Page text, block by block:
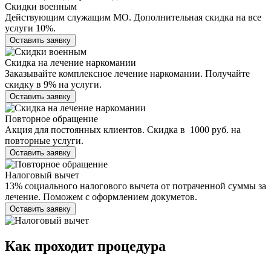
Скидки военным
Действующим служащим МО. Дополнительная скидка на все
услуги 10%.
Оставить заявку
Скидка на лечение наркомании
Заказывайте комплексное лечение наркомании. Получайте
скидку в 9% на услуги.
Оставить заявку
Повторное обращение
Акция для постоянных клиентов. Скидка в 1000 руб. на
повторные услуги.
Оставить заявку
Налоговый вычет
13% социального налогового вычета от потраченной суммы за
лечение. Поможем с оформлением докуметов.
Оставить заявку
Как проходит процедура